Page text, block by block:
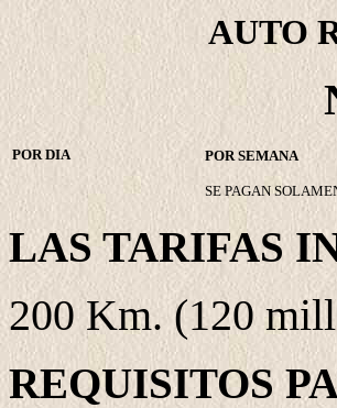
AUTO
POR DIA POR SEMANA
SE PAGAN
LAS TARIFAS
200 Km. (120
REQUISITOS